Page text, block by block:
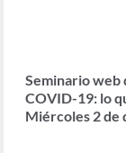
Seminario web
COVID-19: lo
Miércoles 2 de